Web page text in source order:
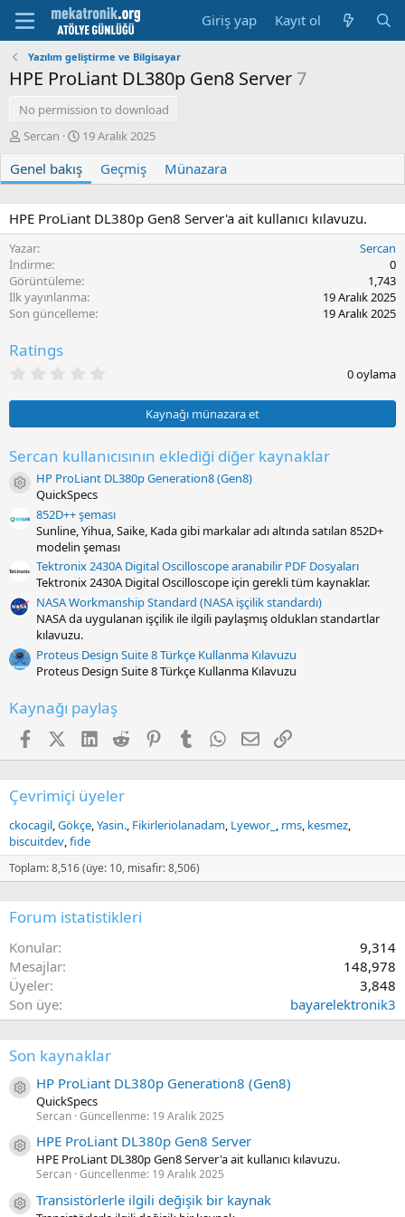
Giriş yap Kayıt ol
Yazılım geliştirme ve Bilgisayar
HPE ProLiant DL380p Gen8 Server 7
No permission to download
Y
z
a
r
Sercan
O
u
ş
t
u
r
t
a
r
19 Aralık 2025
Genel bakış Geçmiş Münazara
HPE ProLiant DL380p Gen8 Server'a ait kullanıcı kılavuzu.
Yazar
Sercan
İndirme
0
Görüntüleme
1,743
İlk yayınlanma
19 Aralık 2025
Son güncelleme
19 Aralık 2025
Ratings
0
s
a
r
(
0 oylama
Kaynağı münazara et
Sercan kullanıcısının eklediği diğer kaynaklar
Kaynak ikon/amblem
HP ProLiant DL380p Generation8 (Gen8)
QuickSpecs
852D++ şeması
Sunline, Yihua, Saike, Kada gibi markalar adı altında satılan 852D+
modelin şeması
Tektronix 2430A Digital Oscilloscope aranabilir PDF Dosyaları
Tektronix 2430A Digital Oscilloscope için gerekli tüm kaynaklar.
NASA Workmanship Standard (NASA işçilik standardı)
NASA da uygulanan işçilik ile ilgili paylaşmış oldukları standartlar
kılavuzu.
Proteus Design Suite 8 Türkçe Kullanma Kılavuzu
Proteus Design Suite 8 Türkçe Kullanma Kılavuzu
Kaynağı paylaş
FacebookX (Twitter)
LinkedIn
Reddit PinterestTumblr WhatsApp
E-postaLink
Çevrimiçi üyeler
ckocagil Gökçe Yasin. Fikirleriolanadam Lyewor_ rms kesmez
biscuitdev fide
Toplam: 8,516 (üye: 10, misafir: 8,506)
Forum istatistikleri
Konular
9,314
Mesajlar
148,978
Üyeler
3,848
Son üye
bayarelektronik3
Son kaynaklar
Kaynak ikon/amblem
HP ProLiant DL380p Generation8 (Gen8)
QuickSpecs
Sercan Güncellenme: 19 Aralık 2025
Kaynak ikon/amblem
HPE ProLiant DL380p Gen8 Server
HPE ProLiant DL380p Gen8 Server'a ait kullanıcı kılavuzu.
Sercan Güncellenme: 19 Aralık 2025
Kaynak ikon/amblem
Transistörlerle ilgili değişik bir kaynak